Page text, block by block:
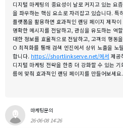
디지털 마케팅의 중요성이 날로 커지고 있는 요
을 좌우하는 핵심 요소로 자리잡고 있습니다. 특
플랫폼을 활용하면 효과적인 랜딩 페이지 제작
명확한 메시지를 전달하고, 관심을 유도하는 역
대한 정보를 효율적으로 전달하고, 고객의 행동
O 최적화를 통해 검색 엔진에서 상위 노출을 노
합니다. https://shortlinkserve.net/에서 제공
디지털 마케팅 전략을 한층 더 강화할 수 있는
름에 맞춰 효과적인 랜딩 페이지를 만들어보세요.
마케팅문의
26-06-08 14:26